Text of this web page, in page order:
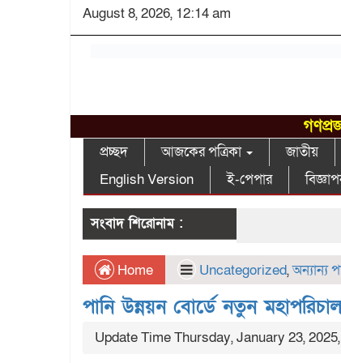
August 8, 2026, 12:14 am
প্রচ্ছদ আজকের পত্রিকা জাতীয়
English Version
ই-পেপার
সংবাদ শিরোনাম :
Home Uncategorized,অন্যান্য
পানি উন্নয়ন বোর্ডে নতুন
Update Time Thursday, January 23,